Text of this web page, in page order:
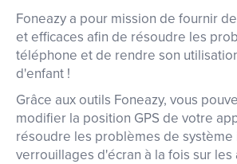
Foneazy a pour mission de fournir
et efficaces afin de résoudre les
téléphone et de rendre son
d'enfant !
Grâce aux outils Foneazy, vous
modifier la position GPS de votre
résoudre les problèmes de système
verrouillages d'écran à la fois sur